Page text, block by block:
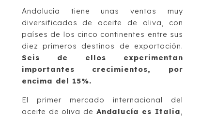
Andalucía tiene unas ventas muy
diversificadas de aceite de oliva, con
países de los cinco continentes entre sus
diez primeros destinos de exportación.
Seis de ellos experimentan
importantes crecimientos, por
encima del 15%.
El primer mercado internacional del
aceite de oliva de Andalucía es Italia,